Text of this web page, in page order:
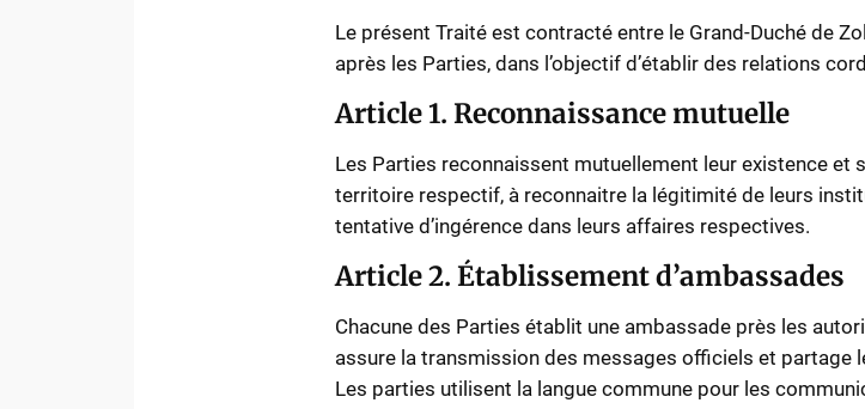
Le présent Traité est contracté entre le Grand-Duché de
après les Parties, dans l’objectif d’établir des relations
Article 1. Reconnaissance mutuelle
Les Parties reconnaissent mutuellement leur existence et
territoire respectif, à reconnaitre la légitimité de leurs
tentative d’ingérence dans leurs affaires respectives.
Article 2. Établissement d’ambassades
Chacune des Parties établit une ambassade près les
assure la transmission des messages officiels et partage
Les parties utilisent la langue commune pour les